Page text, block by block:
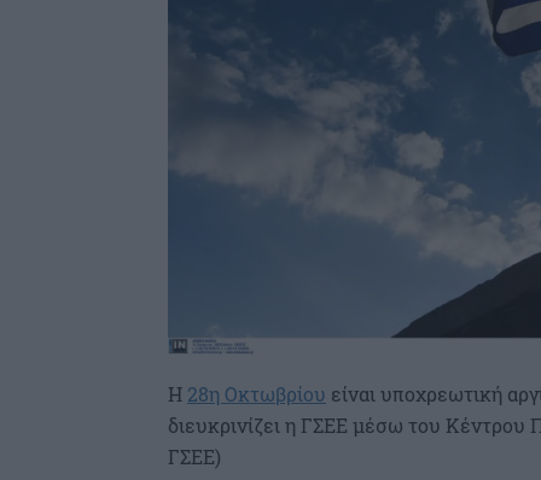
Η 28η Οκτωβρίου είναι υποχρεωτική
διευκρινίζει η ΓΣΕΕ μέσω του
ΓΣΕΕ)